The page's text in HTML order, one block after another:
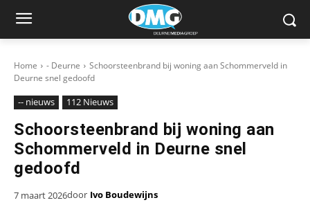
Home - Deurne
Schoorsteenbrand bij woning aan Schommerveld in
Deurne snel gedoofd
-- nieuws 112 Nieuws
Schoorsteenbrand bij woning aan
Schommerveld in Deurne snel
gedoofd
7 maart 2026door Ivo Boudewijns